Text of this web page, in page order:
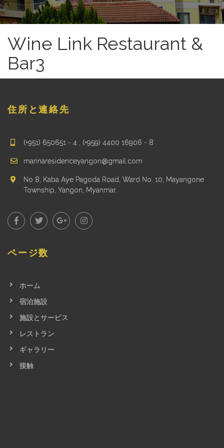
Wine Link Restaurant &
Bar3
住所と連絡先
(+951) 650651 - 4 , (+959) 4400 16906 - 8
marinaresidenceyangon@gmail.com
No 8, Kaba Aye Pagoda Road, Ward No. 10, Mayangone
Township, Yangon, Myanmar.
ページ数
ホーム
宿泊施設
施設とサービス
レストラン
ギャラリー
接触